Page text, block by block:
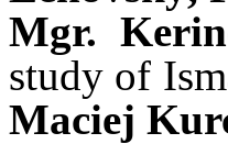
Mgr.
study of
Maciej